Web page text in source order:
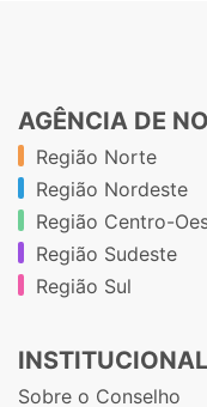
AGÊNCIA DE
Região Norte
Região Nordeste
Região Centro-
Região Sudeste
Região Sul
INSTITUCIONAL
Sobre o Conselho